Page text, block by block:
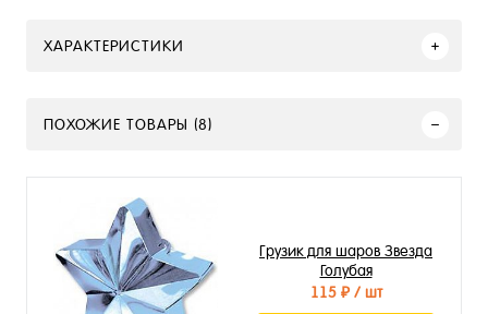
ХАРАКТЕРИСТИКИ
ПОХОЖИЕ ТОВАРЫ (8)
Грузик для шаров Звезда
Голубая
115 ₽/ шт